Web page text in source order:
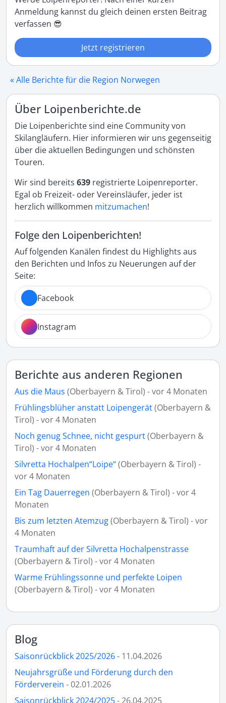
Anmeldung kannst du gleich deinen ersten Beitrag
verfassen 😎
Jetzt registrieren
« Alle Berichte für die Region Norwegen
Über Loipenberichte.de
Die Loipenberichte sind eine Community von
Skilangläufern. Hier informieren wir uns gegenseitig
über die aktuellen Bedingungen und schönsten
Touren.
Wir sind bereits 639 registrierte Loipenreporter.
Egal ob Freizeit- oder Vereinsläufer, jeder ist
herzlich willkommen mitzumachen!
Folge den Loipenberichten!
Auf folgenden Kanälen findest du Highlights aus
den Berichten und Infos zu Neuerungen auf der
Seite:
Facebook
Instagram
Berichte aus anderen Regionen
Aus die Maus (Oberbayern & Tirol) - vor 4 Monaten
Frühlingsblüher anstatt Loipengerät(Oberbayern &
Tirol) - vor 4 Monaten
Noch genug Schnee, nicht gespurt(Oberbayern &
Tirol) - vor 4 Monaten
Silvretta Hochalpen“Loipe“(Oberbayern & Tirol) -
vor 4 Monaten
Ein Tag Dauerregen (Oberbayern & Tirol) - vor 4
Monaten
Bis zum letzten Atemzug(Oberbayern & Tirol) - vor
4 Monaten
Traumhaft auf der Silvretta Hochalpenstrasse
(Oberbayern & Tirol) - vor 4 Monaten
Warme Frühlingssonne und perfekte Loipen
(Oberbayern & Tirol) - vor 4 Monaten
Blog
Saisonrückblick 2025/2026- 11.04.2026
Neujahrsgrüße und Förderung durch den
Förderverein - 02.01.2026
Saisonrückblick 2024/2025- 26.04.2025